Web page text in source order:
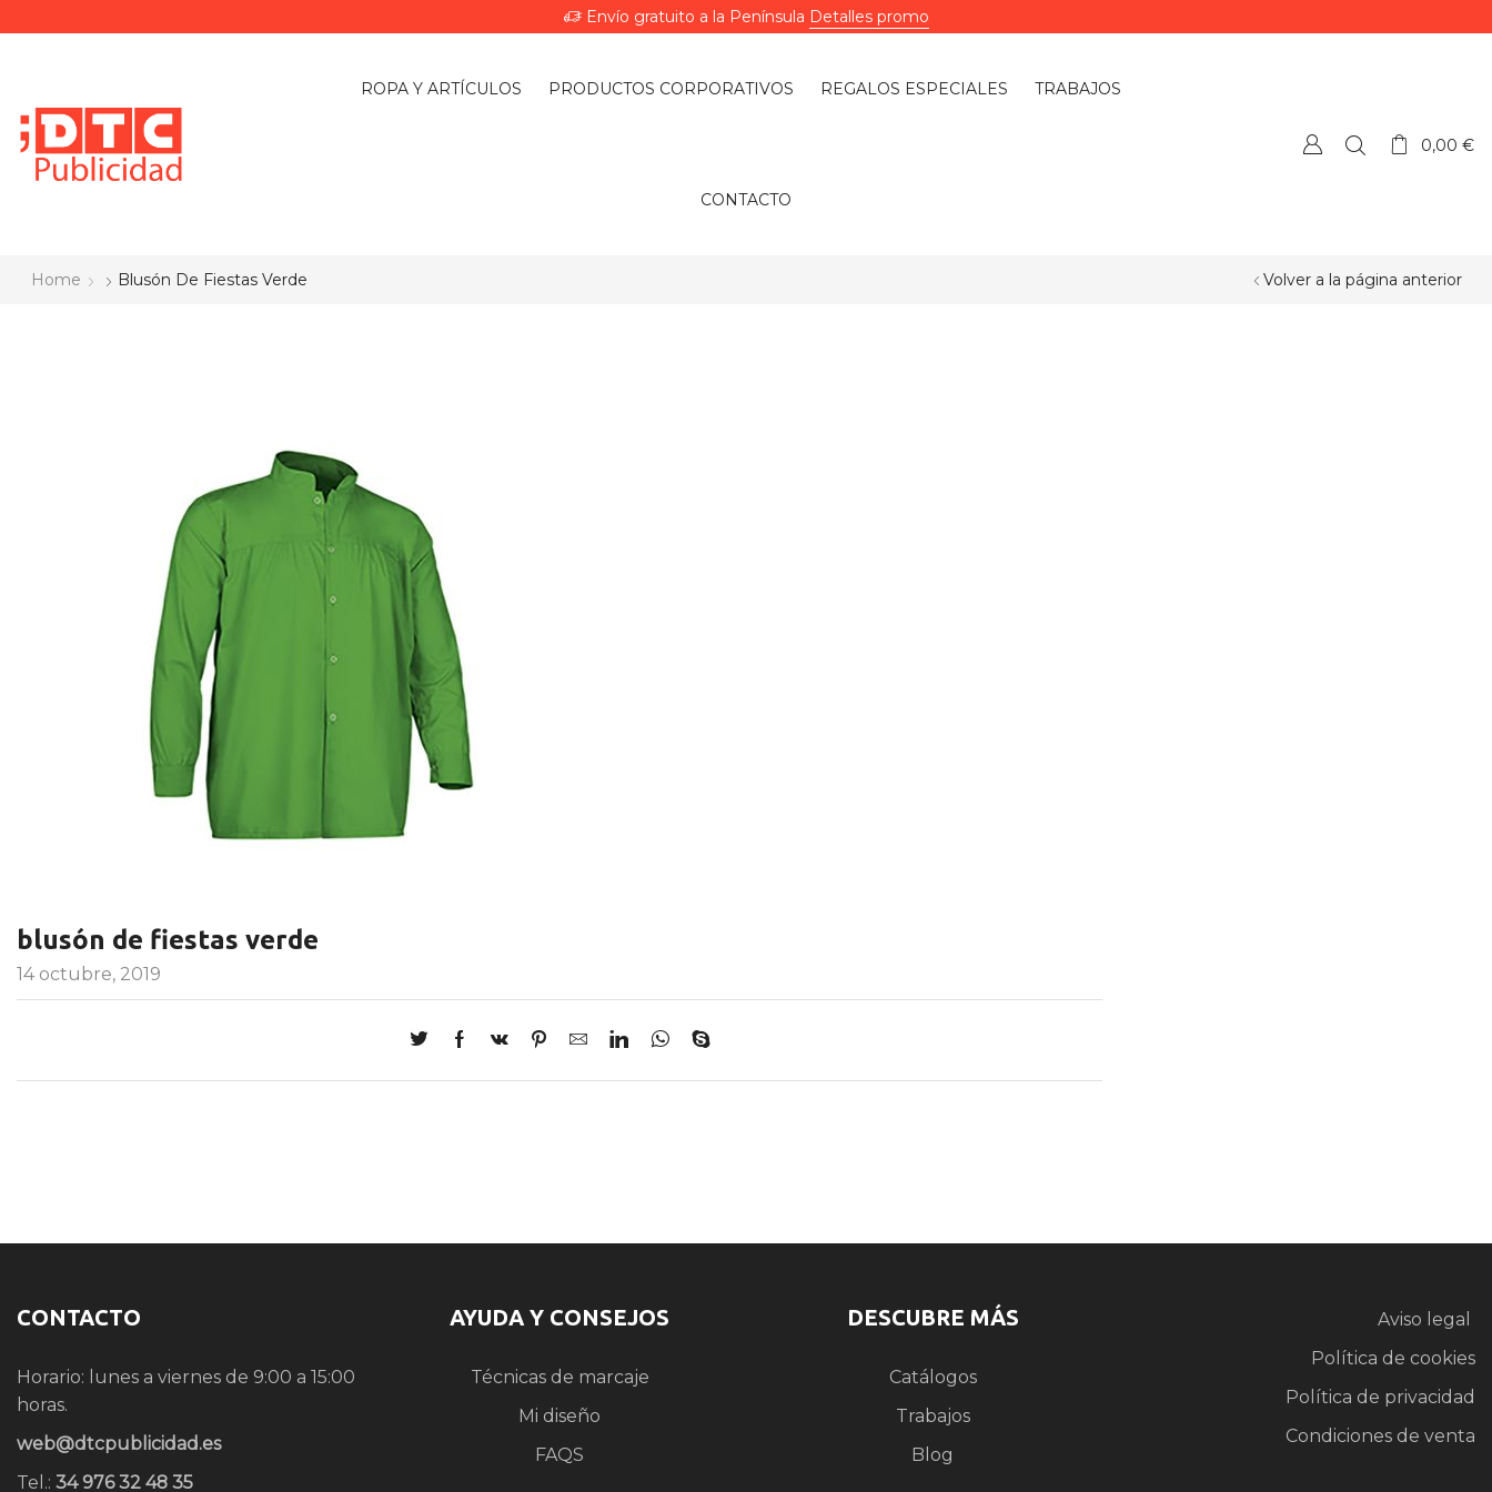
Envío gratuito a la Península Detalles promo
ROPA Y ARTÍCULOS PRODUCTOS CORPORATIVOS REGALOS ESPECIALES TRABAJOS
CONTACTO
0,00€
Volver a la página anterior
Home Blusón De Fiestas Verde
blusón de fiestas verde
14 octubre, 2019
CONTACTO
Horario: lunes a viernes de 9:00 a 15:00
horas.
web@dtcpublicidad.es
Tel.: 34 976 32 48 35
AYUDA Y CONSEJOS
Técnicas de marcaje
Mi diseño
FAQS
DESCUBRE MÁS
Catálogos
Trabajos
Blog
Aviso legal
Política de cookies
Política de privacidad
Condiciones de venta